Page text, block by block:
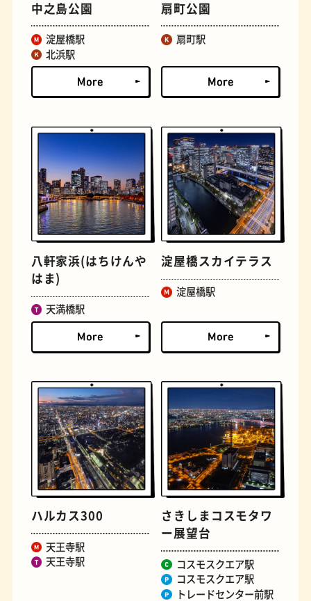
古着 お好み焼き
定食 おいもスイーツ
中之島公園
淀屋橋駅
北浜駅
扇町公園
扇町駅
八軒家浜(はちけんや
はま)
天満橋駅
淀屋橋スカイテラス
淀屋橋駅
ハルカス300
天王寺駅
天王寺駅
さきしまコスモタワ
ー展望台
コスモスクエア駅
コスモスクエア駅
トレードセンター前駅